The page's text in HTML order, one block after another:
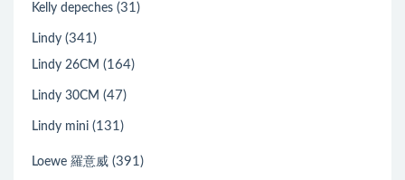
Kelly depeches (31)
Lindy (341)
Lindy 26CM (164)
Lindy 30CM (47)
Lindy mini (131)
Loewe 羅意威 (391)